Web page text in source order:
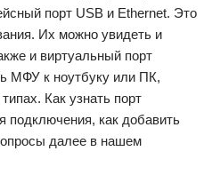
порт USB и Ethernet. Это
Их можно увидеть и
и виртуальный порт
МФУ к ноутбуку или ПК,
Как узнать порт
подключения, как добавить
далее в нашем